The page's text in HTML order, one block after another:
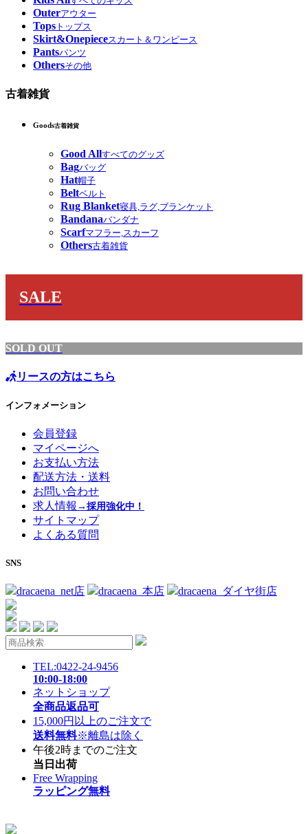
Outerアウター
Tops トップス
Skirt&Onepieceスカート＆ワンピース
Pantsパンツ
Othersその他
古着雑貨
Goods古着雑貨
Good Allすべてのグッズ
Bagバッグ
Hat帽子
Beltベルト
Rug Blanket寝具,ラグ,ブランケット
Bandanaバンダナ
Scarfマフラー,スカーフ
Others古着雑貨
SALE
SOLD OUT
リースの方はこちら
インフォメーション
会員登録
マイページへ
お支払い方法
配送方法・送料
お問い合わせ
求人情報 →採用強化中！
サイトマップ
よくある質問
SNS
dracaena_net店 dracaena_本店 dracaena_ダイヤ街店
TEL:0422-24-9456
10:00-18:00
ネットショップ
全商品返品可
15,000円以上のご注文で
送料無料※離島は除く
午後2時までのご注文
当日出荷
Free Wrapping
ラッピング無料